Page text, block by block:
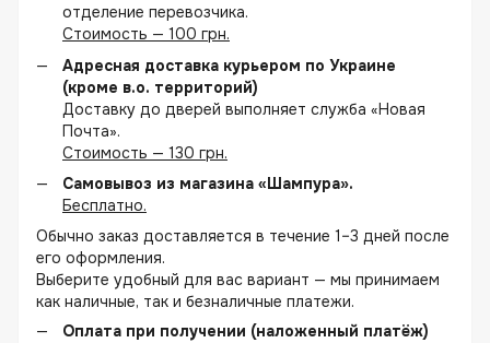
отделение перевозчика.
Стоимость — 100 грн.
Адресная доставка курьером по Украине
(кроме в.о. территорий)
Доставку до дверей выполняет служба «Новая
Почта».
Стоимость — 130 грн.
Самовывоз из магазина «Шампура».
Бесплатно.
Обычно заказ доставляется в течение 1–3 дней после
его оформления.
Выберите удобный для вас вариант — мы принимаем
как наличные, так и безналичные платежи.
Оплата при получении (наложенный платёж)